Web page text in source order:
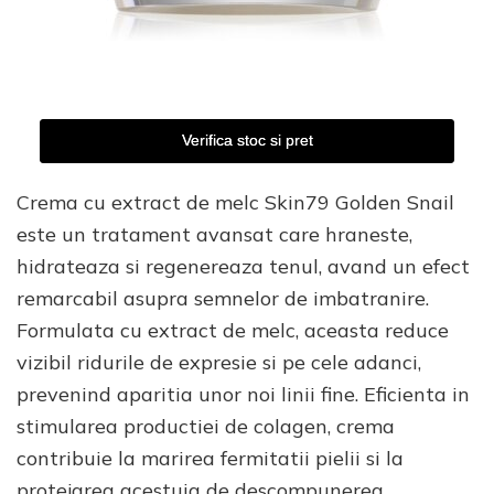
Verifica stoc si pret
Crema cu extract de melc Skin79 Golden Snail
este un tratament avansat care hraneste,
hidrateaza si regenereaza tenul, avand un efect
remarcabil asupra semnelor de imbatranire.
Formulata cu extract de melc, aceasta reduce
vizibil ridurile de expresie si pe cele adanci,
prevenind aparitia unor noi linii fine. Eficienta in
stimularea productiei de colagen, crema
contribuie la marirea fermitatii pielii si la